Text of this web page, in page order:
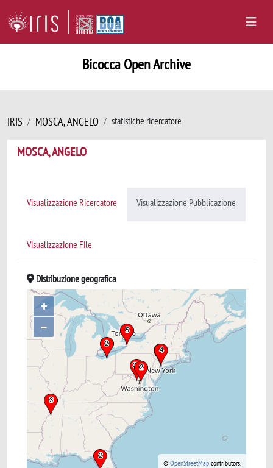
Bicocca Open Archive
IRIS MOSCA, ANGELO statistiche ricercatore
MOSCA, ANGELO
Visualizzazione Ricercatore Visualizzazione Pubblicazione
Visualizzazione File
Distribuzione geografica
+
–
© OpenStreetMap contributors.